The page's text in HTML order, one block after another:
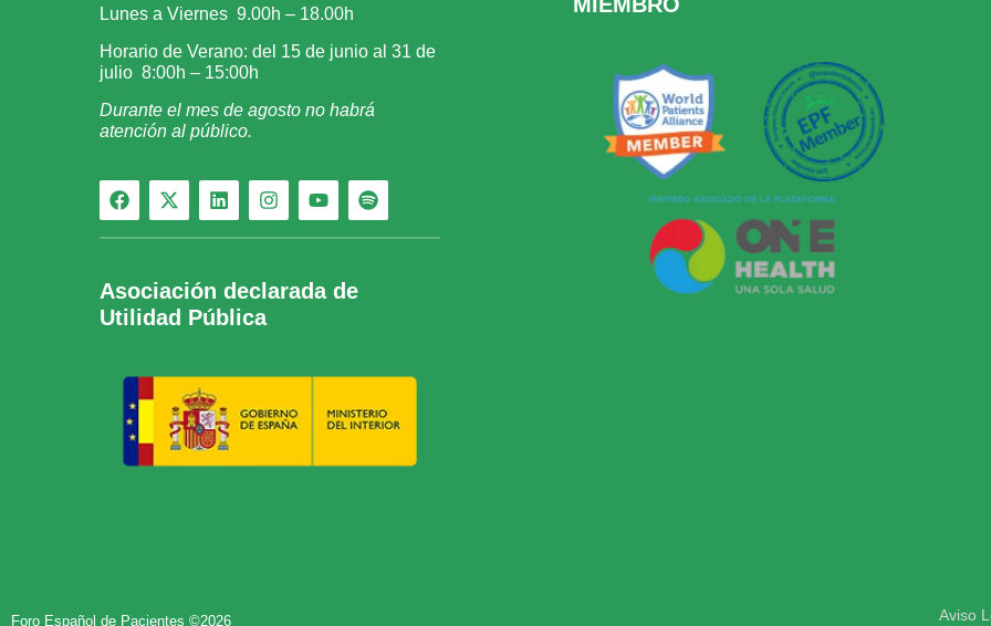
Lunes a Viernes 9.00h – 18.00h
Horario de Verano: del 15 de junio al 31 de
julio 8:00h – 15:00h
Durante el mes de agosto no habrá
atención al público.
Asociación declarada de
Utilidad Pública
Foro Español de Pacientes ©2026 Aviso